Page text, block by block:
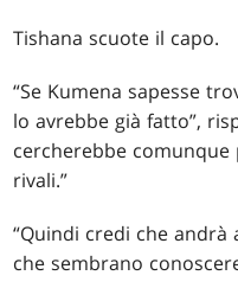
Tishana scuote il capo.
“Se Kumena sapesse
lo avrebbe già fatto”,
cercherebbe
rivali.”
“Quindi credi che
che sembrano